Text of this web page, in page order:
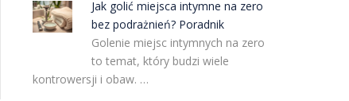
Jak golić miejsca intymne na zero
bez podrażnień? Poradnik
Golenie miejsc intymnych na zero
to temat, który budzi wiele
kontrowersji i obaw. …